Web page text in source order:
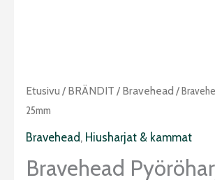
Etusivu / BRÄNDIT / Bravehead /
25mm
Bravehead, Hiusharjat & kammat
Bravehead
Bravehead
Pyöröharja
25mm